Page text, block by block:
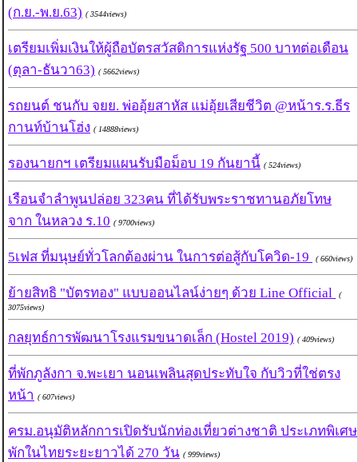
(ก.ย.-พ.ย.63) ( 3544views)
เตรียมเพิ่มเงินให้ผู้ถือบัตรสวัสดิการแห่งรัฐ 500 บาทต่อเดือน
(ตุลา-ธันวา63) ( 5662views)
รถยนต์ ชนกับ จยย. พ่ออุ้ยสาหัส แม่อุ้ยเสียชีวิต @หน้าร.ร.ธีร
กานท์บ้านโฮ่ง ( 14888views)
รองนายกฯ เตรียมแผนรับมือม็อบ 19 กันยานี้ ( 524views)
เรือนจำลำพูนปล่อย 323คน ที่ได้รับพระราชทานอภัยโทษ
จาก ในหลวง ร.10 ( 9700views)
5เฟส ที่มนุษย์ทั่วโลกต้องผ่าน ในการต่อสู้กับโควิด-19 ( 660views)
ย้ายสิทธิ "บัตรทอง" แบบออนไลน์ง่ายๆ ด้วย Line Official
(
3075views)
กลยุทธ์การพัฒนาโรงแรมขนาดเล็ก (Hostel 2019) ( 409views)
ที่พักภูลังกา จ.พะเยา นอนเพลินสุดประทับใจ กับวิวที่ใช่ตรง
หน้า ( 607views)
ครม.อนุมัติหลักการเปิดรับนักท่องเที่ยวต่างชาติ ประเภทพิเศษ
พักในไทยระยะยาวได้ 270 วัน ( 999views)